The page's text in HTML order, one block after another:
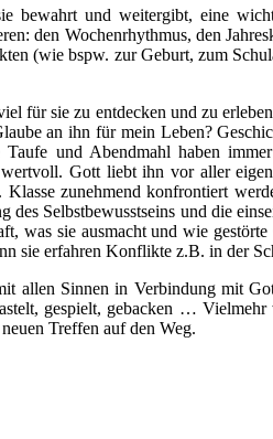
bewahrt und weitergibt, eine
den Wochenrhythmus, den
(wie bspw. zur Geburt, zum
für sie zu entdecken und zu
an ihn für mein Leben?
und Abendmahl haben
Gott liebt ihn vor aller
zunehmend konfrontiert
des Selbstbewusstseins und die
was sie ausmacht und wie
sie erfahren Konflikte z.B. in der
allen Sinnen in Verbindung mit
gespielt, gebacken …
Treffen auf den Weg.